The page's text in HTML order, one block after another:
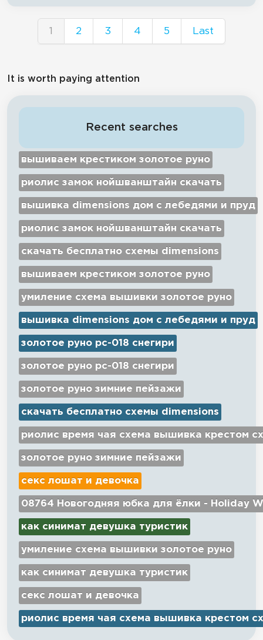
1 2 3 4 5 Last
It is worth paying attention
Recent searches
вышиваем крестиком золотое руно
риолис замок нойшванштайн скачать
вышивка dimensions дом с лебедями и пруд
риолис замок нойшванштайн скачать
скачать бесплатно схемы dimensions
вышиваем крестиком золотое руно
умиление схема вышивки золотое руно
вышивка dimensions дом с лебедями и пруд
золотое руно рс-018 снегири
золотое руно рс-018 снегири
золотое руно зимние пейзажи
скачать бесплатно схемы dimensions
риолис время чая схема вышивка крестом
золотое руно зимние пейзажи
секс лошат и девочка
08764 Новогодняя юбка для ёлки - Holiday
как синимат девушка туристик
умиление схема вышивки золотое руно
как синимат девушка туристик
секс лошат и девочка
риолис время чая схема вышивка крестом